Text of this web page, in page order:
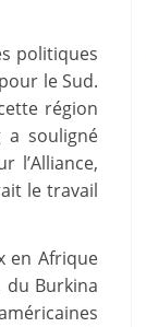
politiques
le Sud.
région
a souligné
l’Alliance,
le travail
en Afrique
du Burkina